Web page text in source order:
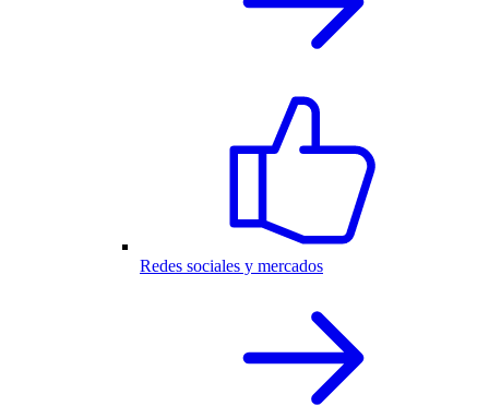
Redes sociales y mercados